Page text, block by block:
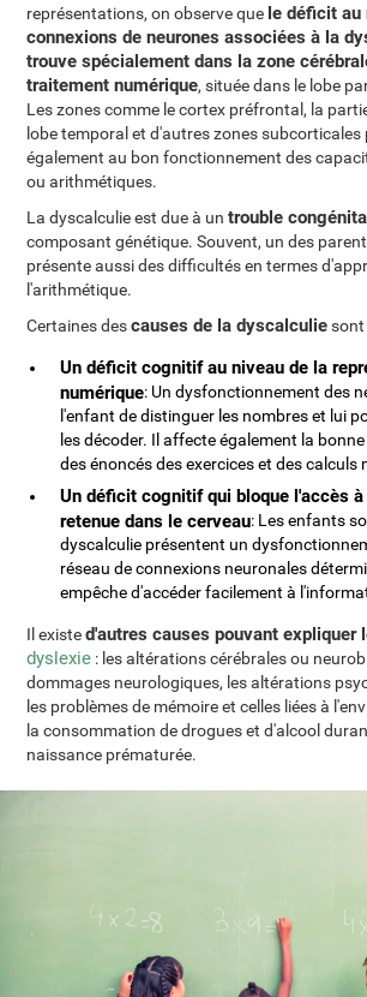
représentations, on observe que le déficit au
connexions de neurones associées à la
trouve spécialement dans la zone
traitement numérique, située dans le lobe
Les zones comme le cortex préfrontal, la
lobe temporal et d'autres zones
également au bon fonctionnement des
ou arithmétiques.
La dyscalculie est due à untrouble
composant génétique. Souvent, un des
présente aussi des difficultés en termes
l'arithmétique.
Certaines descauses de la dyscalculiesont
Un déficit cognitif au niveau de la
numérique: Un dysfonctionnement des
l'enfant de distinguer les nombres et lui
les décoder. Il affecte également la
des énoncés des exercices et des calculs
Un déficit cognitif qui bloque l'accès
retenue dans le cerveau: Les enfants
dyscalculie présentent un
réseau de connexions neuronales
empêche d'accéder facilement à
Il existed'autres causes pouvant expliquer
dyslexie : les altérations cérébrales ou
dommages neurologiques, les altérations
les problèmes de mémoire et celles liées à
la consommation de drogues et d'alcool
naissance prématurée.